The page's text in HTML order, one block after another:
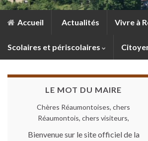
Accueil Actualités Vivre à
Scolaires et périscolaires
LE MOT DU MAIRE
Chères Réaumontoises, chers
Réaumontois, chers visiteurs,
Bienvenue sur le site officiel de la